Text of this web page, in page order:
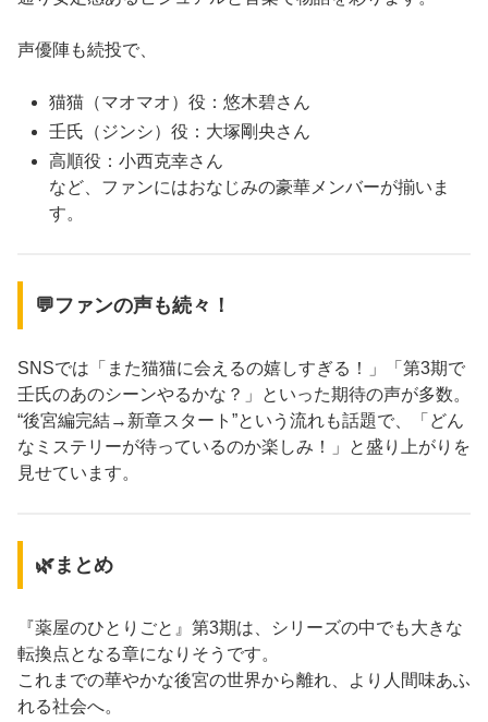
声優陣も続投で、
猫猫（マオマオ）役：悠木碧さん
壬氏（ジンシ）役：大塚剛央さん
高順役：小西克幸さん
など、ファンにはおなじみの豪華メンバーが揃いま
す。
💬ファンの声も続々！
SNSでは「また猫猫に会えるの嬉しすぎる！」「第3期で
壬氏のあのシーンやるかな？」といった期待の声が多数。
“後宮編完結→新章スタート”という流れも話題で、「どん
なミステリーが待っているのか楽しみ！」と盛り上がりを
見せています。
🌿まとめ
『薬屋のひとりごと』第3期は、シリーズの中でも大きな
転換点となる章になりそうです。
これまでの華やかな後宮の世界から離れ、より人間味あふ
れる社会へ。